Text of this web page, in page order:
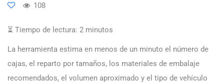
108
⏳ Tiempo de lectura: 2 minutos
La herramienta estima en menos de un minuto el número de
cajas, el reparto por tamaños, los materiales de embalaje
recomendados, el volumen aproximado y el tipo de vehículo